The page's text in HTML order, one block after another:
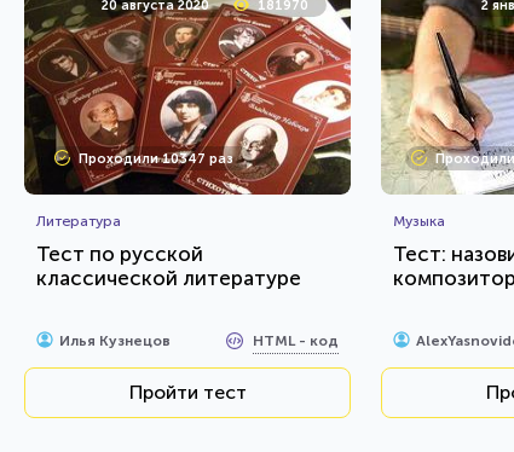
20 августа 2020 181970
Проходили 10347 раз
Литература
Тест по русской
классической литературе
Илья Кузнецов HTML - код
Пройти тест
2
Музыка
Тест: